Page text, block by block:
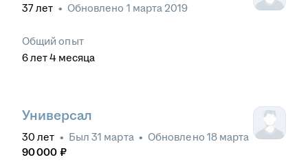
37лет • Обновлено 1 марта 2019
Общий опыт
6лет 4 месяца
Универсал
30 лет • Был 31 марта • Обновлено 18 марта
90 000 ₽